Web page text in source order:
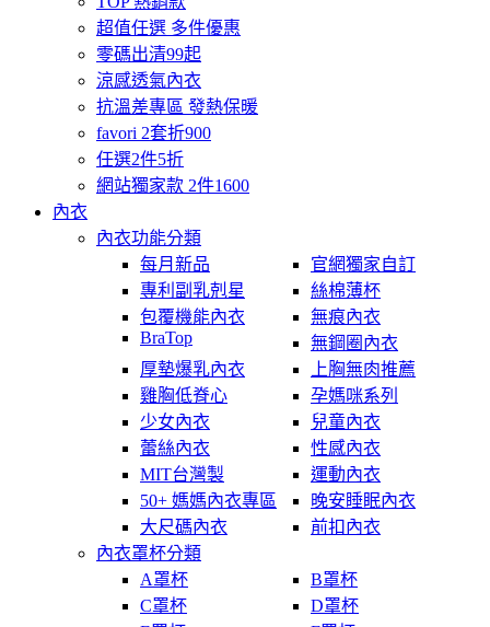
超值任選 多件優惠
零碼出清99起
涼感透氣內衣
抗溫差專區 發熱保暖
favori 2套折900
任選2件5折
網站獨家款 2件1600
內衣
內衣功能分類
每月新品
官網獨家自訂
專利副乳剋星
絲棉薄杯
包覆機能內衣
無痕內衣
BraTop
無鋼圈內衣
厚墊爆乳內衣
上胸無肉推薦
雞胸低脊心
孕媽咪系列
少女內衣
兒童內衣
蕾絲內衣
性感內衣
MIT台灣製
運動內衣
50+ 媽媽內衣專區
晚安睡眠內衣
大尺碼內衣
前扣內衣
內衣罩杯分類
A罩杯
B罩杯
C罩杯
D罩杯